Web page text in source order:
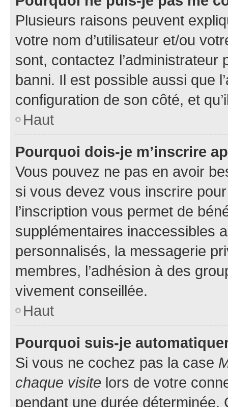
Plusieurs raisons peuvent
votre nom d’utilisateur et/ou
sont, contactez l’administrateur
banni. Il est possible aussi que
configuration de son côté, et
Haut
Pourquoi dois-je m’inscrire
Vous pouvez ne pas en avoir
si vous devez vous inscrire
l’inscription vous permet de
supplémentaires inaccessibles
personnalisés, la messagerie
membres, l’adhésion à des
vivement conseillée.
Haut
Pourquoi suis-je
Si vous ne cochez pas la case
chaque visite lors de votre
pendant une durée déterminée.